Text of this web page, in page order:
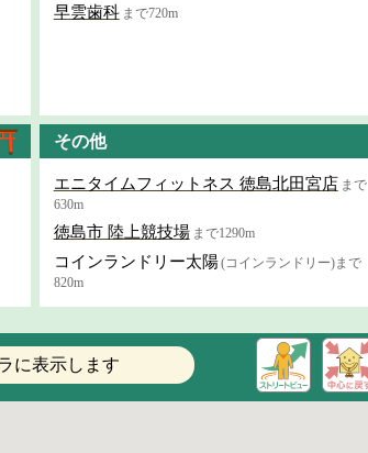
早雲歯科 まで720m
その他
エニタイムフィットネス 徳島北田宮店 まで
630m
徳島市 陸上競技場 まで1290m
コインランドリー太陽(コインランドリー)まで
820m
に表示します